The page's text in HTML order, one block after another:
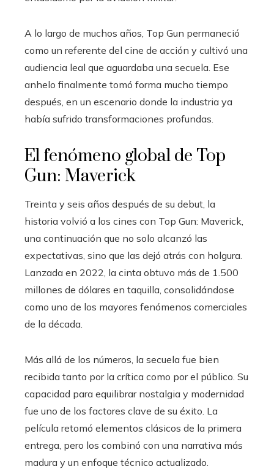
A lo largo de muchos años, Top Gun permaneció
como un referente del cine de acción y cultivó una
audiencia leal que aguardaba una secuela. Ese
anhelo finalmente tomó forma mucho tiempo
después, en un escenario donde la industria ya
había sufrido transformaciones profundas.
El fenómeno global de Top
Gun: Maverick
Treinta y seis años después de su debut, la
historia volvió a los cines con Top Gun: Maverick,
una continuación que no solo alcanzó las
expectativas, sino que las dejó atrás con holgura.
Lanzada en 2022, la cinta obtuvo más de 1.500
millones de dólares en taquilla, consolidándose
como uno de los mayores fenómenos comerciales
de la década.
Más allá de los números, la secuela fue bien
recibida tanto por la crítica como por el público. Su
capacidad para equilibrar nostalgia y modernidad
fue uno de los factores clave de su éxito. La
película retomó elementos clásicos de la primera
entrega, pero los combinó con una narrativa más
madura y un enfoque técnico actualizado.